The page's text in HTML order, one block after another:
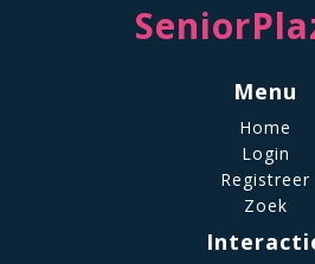
Menu
Home
Login
Registreer
Zoek